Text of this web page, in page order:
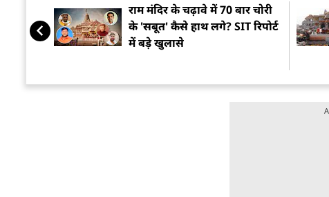
राम मंदिर के चढ़ावे में 70 बार चोरी
के 'सबूत' कैसे हाथ लगे? SIT रिपोर्ट
में बड़े खुलासे